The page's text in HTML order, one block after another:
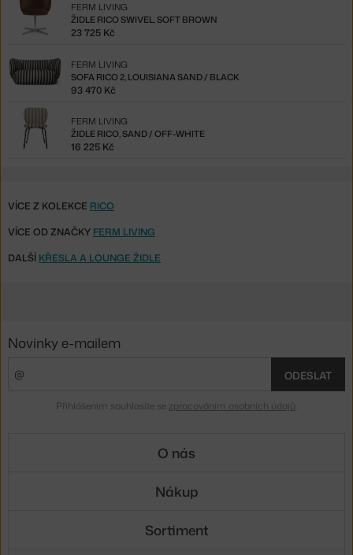
ŽIDLE RICO SWIVEL, SOFT BROWN
FERM LIVING
23 725 Kč
SOFA RICO 2, LOUISIANA SAND / BLACK
FERM LIVING
93 470 Kč
ŽIDLE RICO, SAND / OFF-WHITE
FERM LIVING
16 225 Kč
VÍCE Z KOLEKCE RICO
VÍCE OD ZNAČKY FERM LIVING
DALŠÍ KŘESLA A LOUNGE ŽIDLE
Novinky e-mailem
ODESLAT
Přihlášením souhlasíte se zpracováním osobních údajů
O nás
Nákup
Sortiment